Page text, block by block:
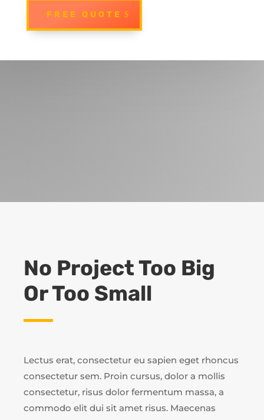
FREE QUOTE
No Project Too Big
Or Too Small
Lectus erat, consectetur eu sapien eget rhoncus
consectetur sem. Proin cursus, dolor a mollis
consectetur, risus dolor fermentum massa, a
commodo elit dui sit amet risus. Maecenas